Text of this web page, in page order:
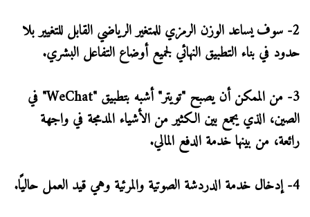
2- سوف يساعد الوزن الرمزي للمتغير الرياضي القابل للتغيير بلا
حدود في بناء التطبيق النهائي لجميع أوضاع التفاعل البشري.
3- من الممكن أن يصبح "تويتر" أشبه بتطبيق "WeChat" في
الصين، الذي يجمع بين الكثير من الأشياء المدمجة في واجهة
رائعة، من بينها خدمة الدفع المالي.
4- إدخال خدمة الدردشة الصوتية والمرئية وهي قيد العمل حاليًا.